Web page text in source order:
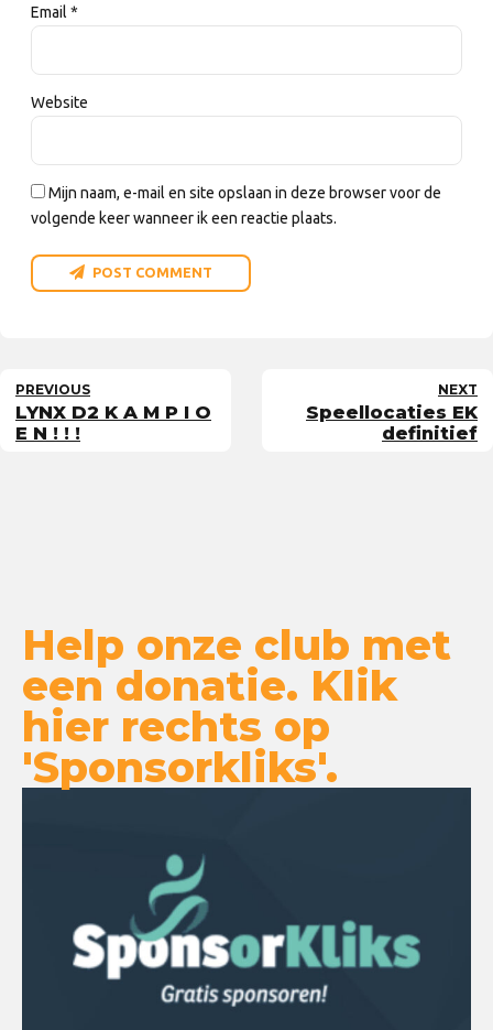
Email *
Website
Mijn naam, e-mail en site opslaan in deze browser voor de
volgende keer wanneer ik een reactie plaats.
POST COMMENT
PREVIOUS
LYNX D2 K A M P I O
E N ! ! !
NEXT
Speellocaties EK
definitief
Help onze club met
een donatie. Klik
hier rechts op
'Sponsorkliks'.